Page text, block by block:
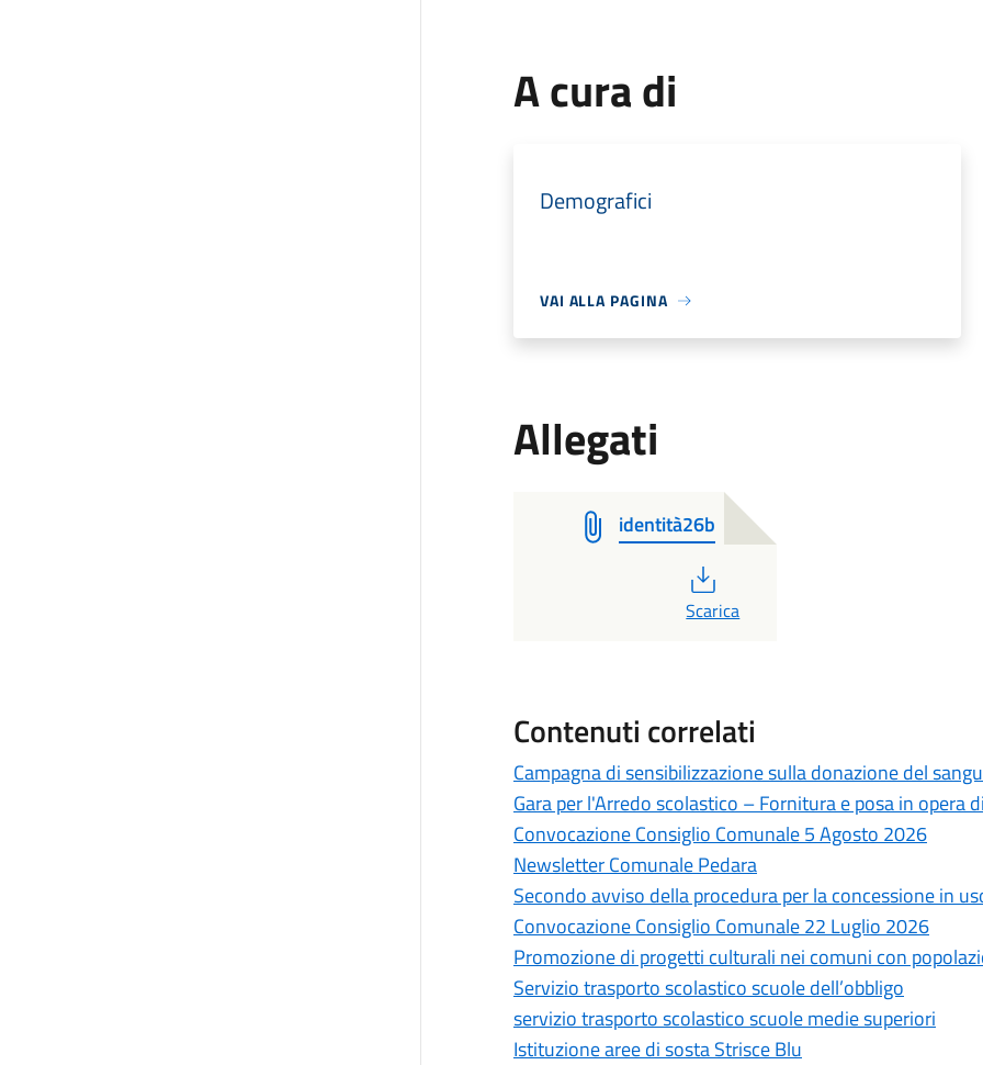
A cura di
Demografici
VAI ALLA PAGINA
Allegati
identità26b
PDF
Scarica
Contenuti correlati
Campagna di sensibilizzazione sulla donazione del
Gara per l'Arredo scolastico – Fornitura e posa in opera
Convocazione Consiglio Comunale 5 Agosto 2026
Newsletter Comunale Pedara
Secondo avviso della procedura per la concessione in
Convocazione Consiglio Comunale 22 Luglio 2026
Promozione di progetti culturali nei comuni con
Servizio trasporto scolastico scuole dell’obbligo
servizio trasporto scolastico scuole medie superiori
Istituzione aree di sosta Strisce Blu